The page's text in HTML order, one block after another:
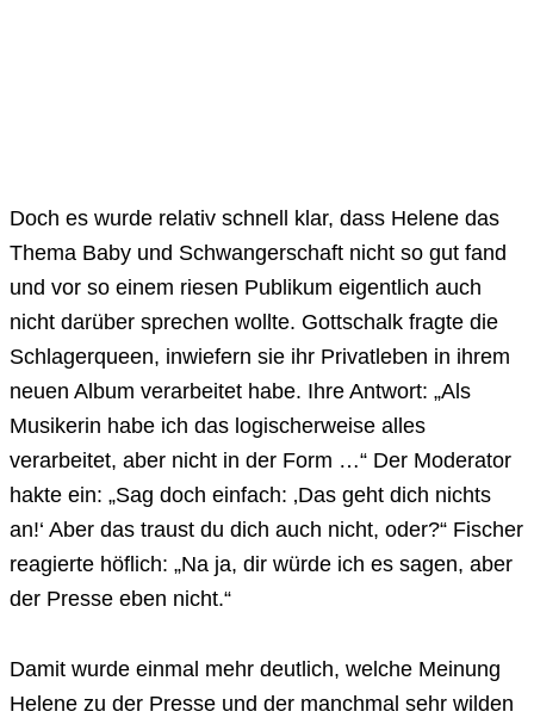
Doch es wurde relativ schnell klar, dass Helene das
Thema Baby und Schwangerschaft nicht so gut fand
und vor so einem riesen Publikum eigentlich auch
nicht darüber sprechen wollte. Gottschalk fragte die
Schlagerqueen, inwiefern sie ihr Privatleben in ihrem
neuen Album verarbeitet habe. Ihre Antwort: „Als
Musikerin habe ich das logischerweise alles
verarbeitet, aber nicht in der Form …“ Der Moderator
hakte ein: „Sag doch einfach: ‚Das geht dich nichts
an!‘ Aber das traust du dich auch nicht, oder?“ Fischer
reagierte höflich: „Na ja, dir würde ich es sagen, aber
der Presse eben nicht.“
Damit wurde einmal mehr deutlich, welche Meinung
Helene zu der Presse und der manchmal sehr wilden